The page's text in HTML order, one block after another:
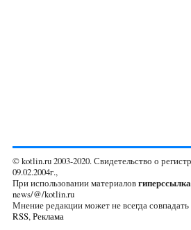
© kotlin.ru 2003-2020. Свидетельство о
09.02.2004г.,
При использовании материалов
news/@/kotlin.ru
Мнение редакции может не всегда
RSS,Реклама